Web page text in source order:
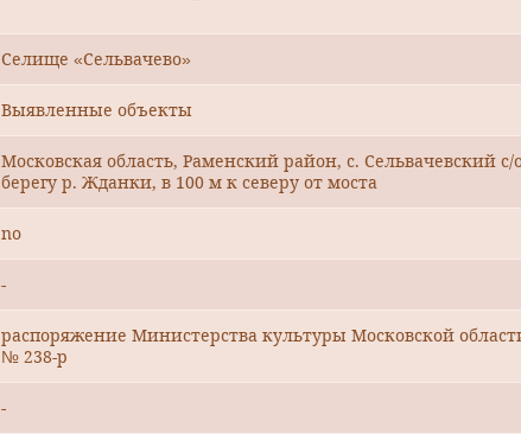
Селище «Сельвачево»
Выявленные объекты
Московская область, Раменский район, с. Сельвачевский
берегу р. Жданки, в 100 м к северу от моста
no
-
распоряжение Министерства культуры Московской
№ 238-р
-